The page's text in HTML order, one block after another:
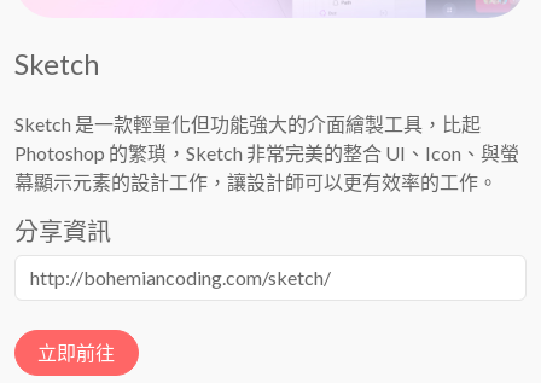
Sketch
Sketch 是一款輕量化但功能強大的介面繪製工具，比起
Photoshop 的繁瑣，Sketch 非常完美的整合 UI、Icon、與螢
幕顯示元素的設計工作，讓設計師可以更有效率的工作。
分享資訊
立即前往